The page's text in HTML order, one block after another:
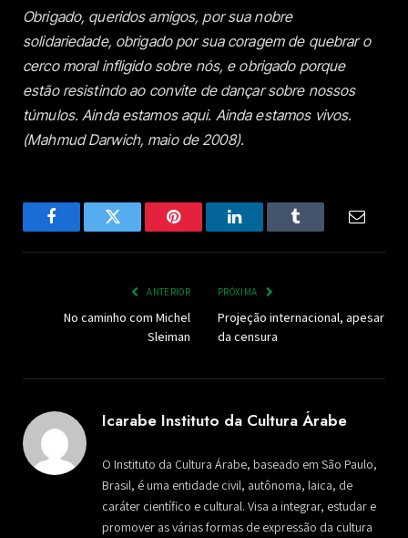
Obrigado, queridos amigos, por sua nobre
solidariedade, obrigado por sua coragem de quebrar o
cerco moral infligido sobre nós, e obrigado porque
estão resistindo ao convite de dançar sobre nossos
túmulos. Ainda estamos aqui. Ainda estamos vivos.
(Mahmud Darwich, maio de 2008).
FacebookTwitter Pinterest LinkedInTumblr
ANTERIOR
No caminho com Michel
Sleiman
PRÓXIMA
Projeção internacional, apesar
da censura
Icarabe Instituto da Cultura Árabe
O Instituto da Cultura Árabe, baseado em São Paulo,
Brasil, é uma entidade civil, autônoma, laica, de
caráter científico e cultural. Visa a integrar, estudar e
promover as várias formas de expressão da cultura